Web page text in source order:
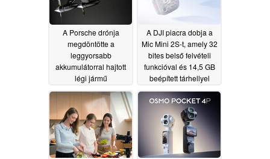
A Porsche drónja
megdöntötte a
leggyorsabb
akkumulátorral hajtott
légi jármű
sebességrekordját
07/06/2026
A DJI piacra dobja a
Mic Mini 2S-t, amely 32
bites belső felvételi
funkcióval és 14,5 GB
beépített tárhellyel
rendelkezik07/03/2026